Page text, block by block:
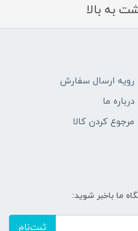
به بالا
رویه ارسال سفارش
درباره ما
مرجوع کردن کالا
ما باخبر شوید:
ثبت‌نام